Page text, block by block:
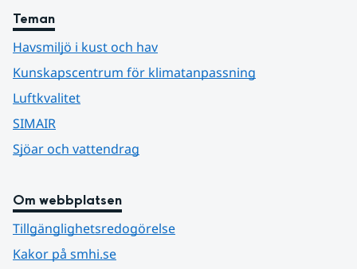
Teman
Havsmiljö i kust och hav
Kunskapscentrum för klimatanpassning
Luftkvalitet
SIMAIR
Sjöar och vattendrag
Om webbplatsen
Tillgänglighetsredogörelse
Kakor på smhi.se